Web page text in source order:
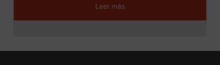
Leer más